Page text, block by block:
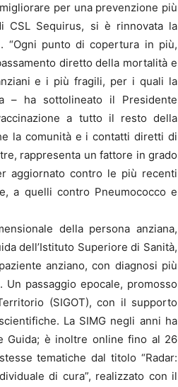
per una prevenzione più
CSL Sequirus, si è rinnovata la
“Ogni punto di copertura in più,
diretto della mortalità e
e i più fragili, per i quali la
– ha sottolineato il Presidente
a tutto il resto della
la comunità e i contatti diretti di
rappresenta un fattore in grado
aggiornato contro le più recenti
a quelli contro Pneumococco e
della persona anziana,
dell’Istituto Superiore di Sanità,
anziano, con diagnosi più
passaggio epocale, promosso
(SIGOT), con il supporto
La SIMG negli anni ha
Guida; è inoltre online fino al 26
tematiche dal titolo “Radar:
di cura”, realizzato con il